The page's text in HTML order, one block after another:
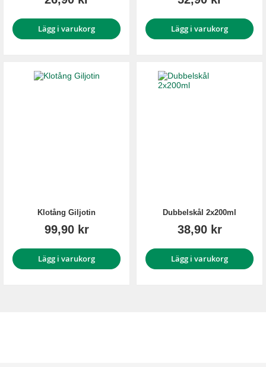
Lägg i varukorg Lägg i varukorg
Klotång Giljotin
99,90 kr
Lägg i varukorg
Dubbelskål 2x200ml
38,90 kr
Lägg i varukorg